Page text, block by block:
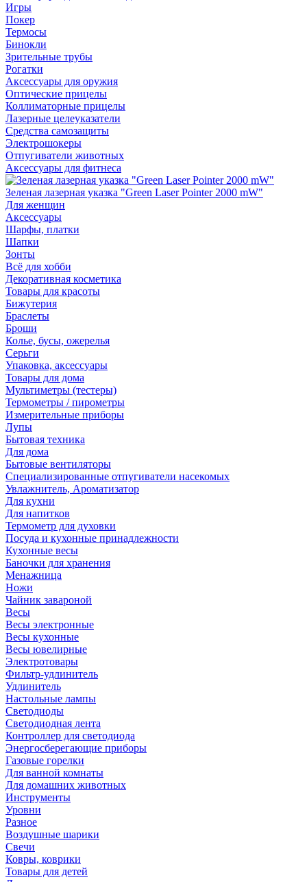
Игры
Покер
Термосы
Бинокли
Зрительные трубы
Рогатки
Аксессуары для оружия
Оптические прицелы
Коллиматорные прицелы
Лазерные целеуказатели
Средства самозащиты
Электрошокеры
Отпугиватели животных
Аксессуары для фитнеса
Зеленая лазерная указка "Green Laser Pointer 2000 mW"
Для женщин
Аксессуары
Шарфы, платки
Шапки
Зонты
Всё для хобби
Декоративная косметика
Товары для красоты
Бижутерия
Браслеты
Броши
Колье, бусы, ожерелья
Серьги
Упаковка, аксессуары
Товары для дома
Мультиметры (тестеры)
Термометры / пирометры
Измерительные приборы
Лупы
Бытовая техника
Для дома
Бытовые вентиляторы
Специализированные отпугиватели насекомых
Увлажнитель, Ароматизатор
Для кухни
Для напитков
Термометр для духовки
Посуда и кухонные принадлежности
Кухонные весы
Баночки для хранения
Менажница
Ножи
Чайник завароной
Весы
Весы электронные
Весы кухонные
Весы ювелирные
Электротовары
Фильтр-удлинитель
Удлинитель
Настольные лампы
Светодиоды
Светодиодная лента
Контроллер для светодиода
Энергосберегающие приборы
Газовые горелки
Для ванной комнаты
Для домашних животных
Инструменты
Уровни
Разное
Воздушные шарики
Свечи
Ковры, коврики
Товары для детей